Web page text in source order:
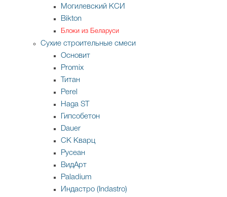
Могилевский КСИ
Bikton
Блоки из Беларуси
Сухие строительные смеси
Основит
Promix
Титан
Perel
Haga ST
Гипсобетон
Dauer
СК Кварц
Русеан
ВидАрт
Paladium
Индастро (Indastro)